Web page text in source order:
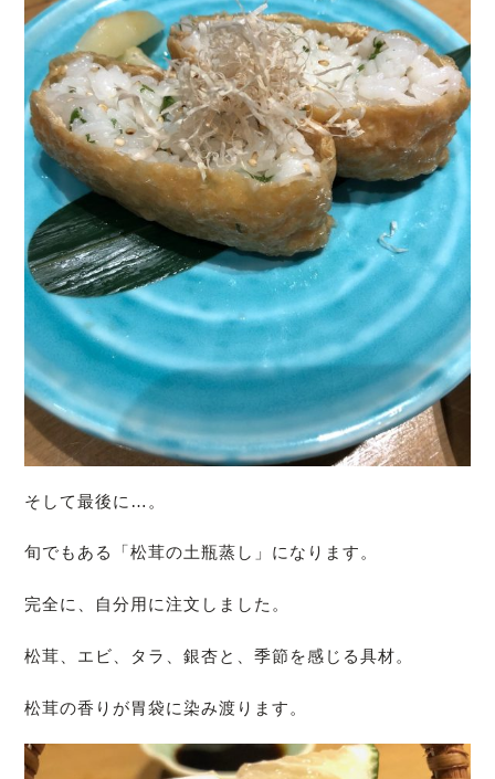
そして最後に…。
旬でもある「松茸の土瓶蒸し」になります。
完全に、自分用に注文しました。
松茸、エビ、タラ、銀杏と、季節を感じる具材。
松茸の香りが胃袋に染み渡ります。